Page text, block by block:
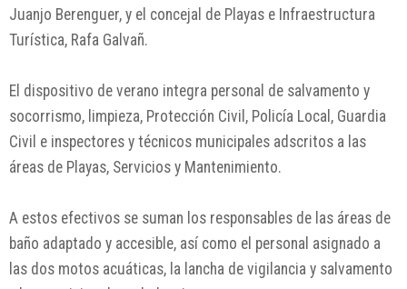
Juanjo Berenguer, y el concejal de Playas e Infraestructura
Turística, Rafa Galvañ.
El dispositivo de verano integra personal de salvamento y
socorrismo, limpieza, Protección Civil, Policía Local, Guardia
Civil e inspectores y técnicos municipales adscritos a las
áreas de Playas, Servicios y Mantenimiento.
A estos efectivos se suman los responsables de las áreas de
baño adaptado y accesible, así como el personal asignado a
las dos motos acuáticas, la lancha de vigilancia y salvamento